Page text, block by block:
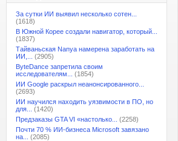
За сутки ИИ выявил несколько сотен...
(1618)
В Южной Корее создали навигатор, который...
(1837)
Тайваньская Nanya намерена заработать на
ИИ,...
(2905)
ByteDance запретила своим
исследователям...
(1854)
ИИ Google раскрыл неанонсированного...
(2693)
ИИ научился находить уязвимости в ПО, но
для...
(1420)
Предзаказы GTA VI «настолько...
(2258)
Почти 70 % ИИ-бизнеса Microsoft завязано
на...
(2085)